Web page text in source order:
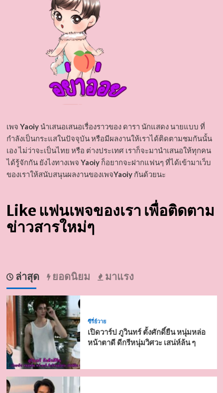
เพจ Yaoiyนำเสนอเสนอเรื่องราวของ ดารา นักแสดง นายแบบ ที่
กำลังเป็นกระแสในปัจจุบัน หรือมีผลงานให้เราได้ติดตามชมกันนั้น
เอง ไม่ว่าจะเป็นไทย หรือ ต่างประเทศ เราก็จะมานำเสนอให้ทุกคน
ได้รู้จักกัน ยังไงทางเพจ Yaoiyก็อยากจะฝากแฟนๆ ที่ได้เข้ามาเว็บ
ของเราให้สนับสนุนผลงานของเพจYaoiyกันด้วยนะ
Like แฟนเพจของเรา เพื่อติดตาม
ข่าวสารใหม่ๆ
ล่าสุด ยอดนิยม มาแรง
ซีรี่ย์วาย
เปิดวาร์ป ภูวินทร์ ตั้งศักดิ์ยืน หนุ่มหล่อ
หน้าตาดี ดีกรีหนุ่มวิศวะ เสน่ห์ล้น ๆ